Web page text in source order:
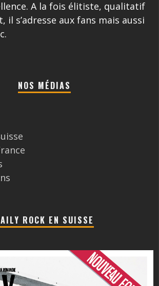
A la fois élitiste, qualitatif
il s’adresse aux fans mais aussi
NOS MÉDIAS
ROCK EN SUISSE